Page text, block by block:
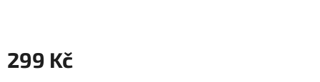
299 Kč